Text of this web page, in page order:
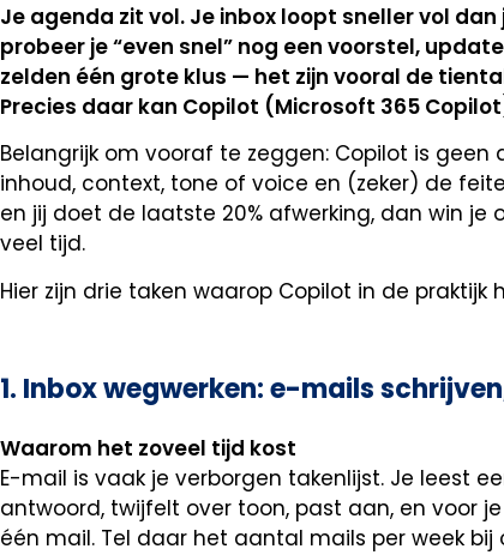
Je agenda zit vol. Je inbox loopt sneller vol
probeer je “even snel” nog een voorstel,
zelden één grote klus — het zijn vooral de
Precies daar kan Copilot (Microsoft 365
Belangrijk om vooraf te zeggen: Copilot is
inhoud, context, tone of voice en (zeker) de
en jij doet de laatste 20% afwerking, dan win
veel tijd.
Hier zijn drie taken waarop Copilot in de
1. Inbox wegwerken: e-mails
Waarom het zoveel tijd kost
E-mail is vaak je verborgen takenlijst. Je leest
antwoord, twijfelt over toon, past aan, en voor
één mail. Tel daar het aantal mails per week